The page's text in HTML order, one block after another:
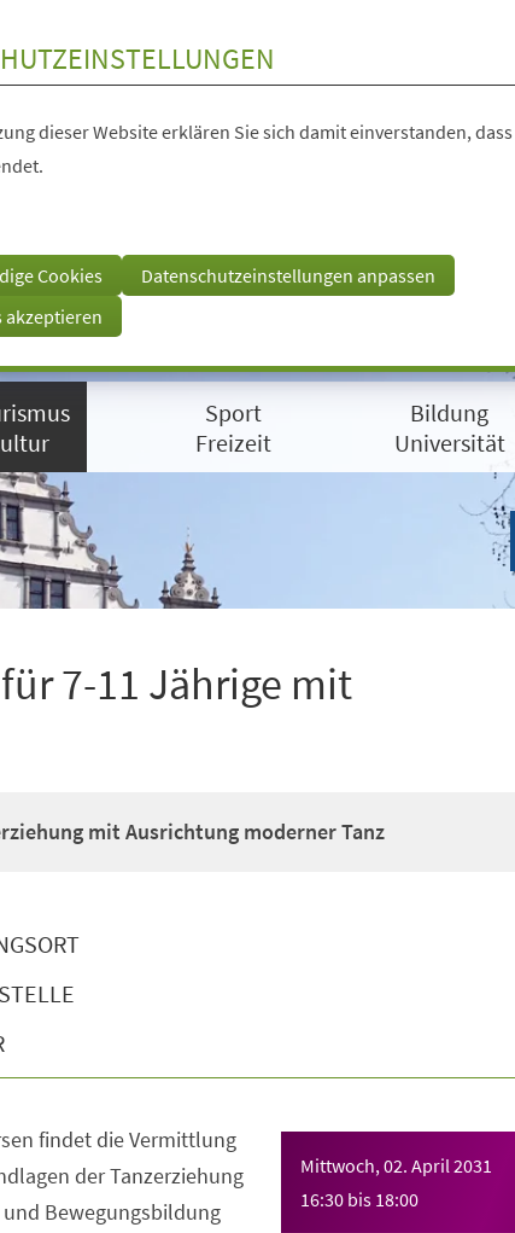
dieser Website erklären Sie sich damit einverstanden,
Cookies
Datenschutzeinstellungen anpassen
akzeptieren
Sport
Freizeit
Bildung
Universität
7-11 Jährige mit
mit Ausrichtung moderner Tanz
Mittwoch, 02. April 2031
16:30 bis 18:00
findet die Vermittlung
der Tanzerziehung
Bewegungsbildung